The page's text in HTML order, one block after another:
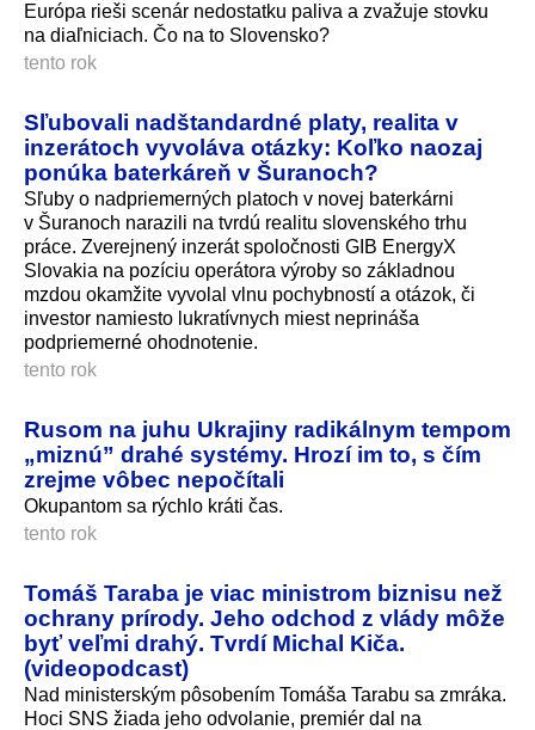
Európa rieši scenár nedostatku paliva a zvažuje stovku
na diaľniciach. Čo na to Slovensko?
tento rok
Sľubovali nadštandardné platy, realita v
inzerátoch vyvoláva otázky: Koľko naozaj
ponúka baterkáreň v Šuranoch?
Sľuby o nadpriemerných platoch v novej baterkárni
v Šuranoch narazili na tvrdú realitu slovenského trhu
práce. Zverejnený inzerát spoločnosti GIB EnergyX
Slovakia na pozíciu operátora výroby so základnou
mzdou okamžite vyvolal vlnu pochybností a otázok, či
investor namiesto lukratívnych miest neprináša
podpriemerné ohodnotenie.
tento rok
Rusom na juhu Ukrajiny radikálnym tempom
„miznú” drahé systémy. Hrozí im to, s čím
zrejme vôbec nepočítali
Okupantom sa rýchlo kráti čas.
tento rok
Tomáš Taraba je viac ministrom biznisu než
ochrany prírody. Jeho odchod z vlády môže
byť veľmi drahý. Tvrdí Michal Kiča.
(videopodcast)
Nad ministerským pôsobením Tomáša Tarabu sa zmráka.
Hoci SNS žiada jeho odvolanie, premiér dal na